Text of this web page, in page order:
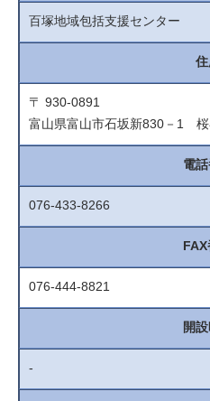
百塚地域包括支援センター
〒 930-0891
富山県富山市石坂新830－1 桜
電
076-433-8266
076-444-8821
開
-